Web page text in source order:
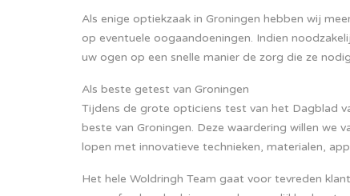
Als enige optiekzaak in Groningen hebben wij
op eventuele oogaandoeningen. Indien
uw ogen op een snelle manier de zorg die ze
Als beste getest van Groningen
Tijdens de grote opticiens test van het Dagblad
beste van Groningen. Deze waardering willen we
lopen met innovatieve technieken, materialen,
Het hele Woldringh Team gaat voor tevreden